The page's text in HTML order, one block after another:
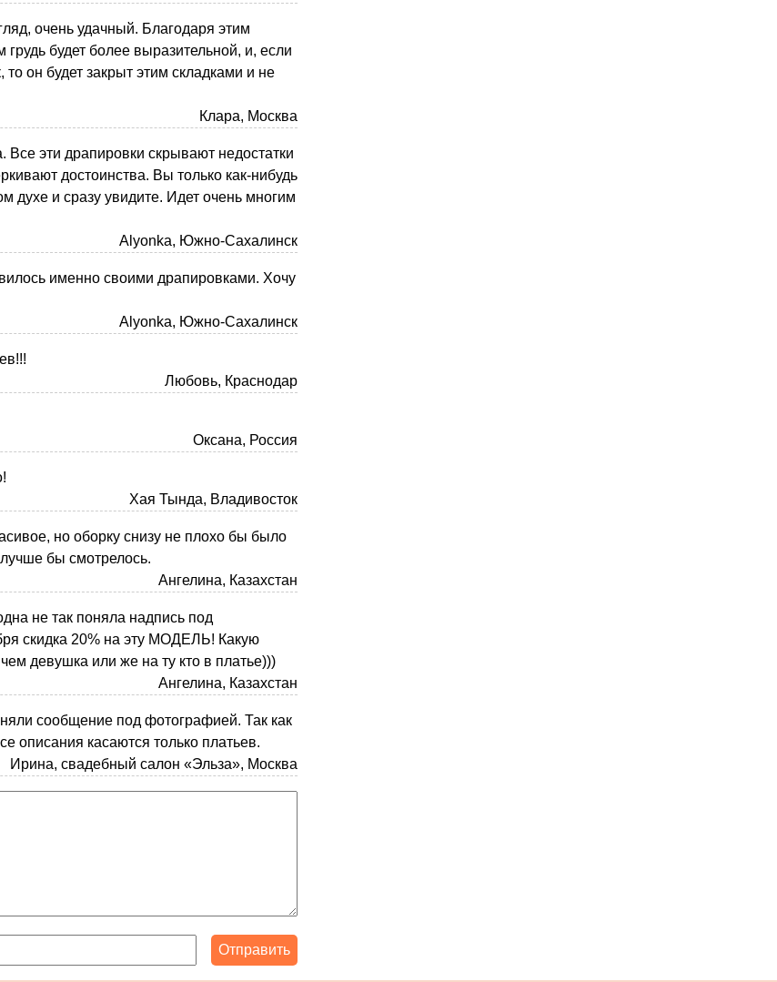
очень удачный. Благодаря этим
будет более выразительной, и, если
он будет закрыт этим складками и не
Клара, Москва
Все эти драпировки скрывают недостатки
достоинства. Вы только как-нибудь
духе и сразу увидите. Идет очень многим
Alyonka, Южно-Сахалинск
именно своими драпировками. Хочу
Alyonka, Южно-Сахалинск
Любовь, Краснодар
Оксана, Россия
Хая Тында, Владивосток
но оборку снизу не плохо бы было
бы смотрелось.
Ангелина, Казахстан
не так поняла надпись под
скидка 20% на эту МОДЕЛЬ! Какую
девушка или же на ту кто в платье)))
Ангелина, Казахстан
сообщение под фотографией. Так как
описания касаются только платьев.
Ирина, свадебный салон «Эльза», Москва